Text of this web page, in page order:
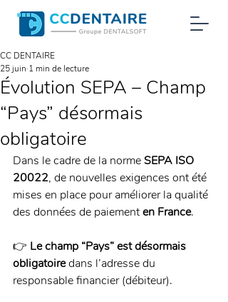
Évolution SEPA – Champ
“Pays” désormais
obligatoire
CC DENTAIRE
25 juin 1 min de lecture
Dans le cadre de la norme SEPA ISO
20022, de nouvelles exigences ont été
mises en place pour améliorer la qualité
des données de paiement en France.
👉 Le champ “Pays” est désormais
obligatoire dans l’adresse du
responsable financier (débiteur).